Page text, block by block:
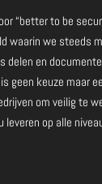
“better to be
waarin we steeds
delen en
geen keuze maar
om veilig te
leveren op alle